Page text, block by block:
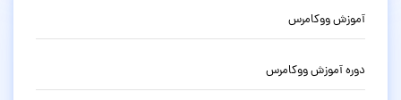
آموزش ووکامرس
دوره آموزش ووکامرس